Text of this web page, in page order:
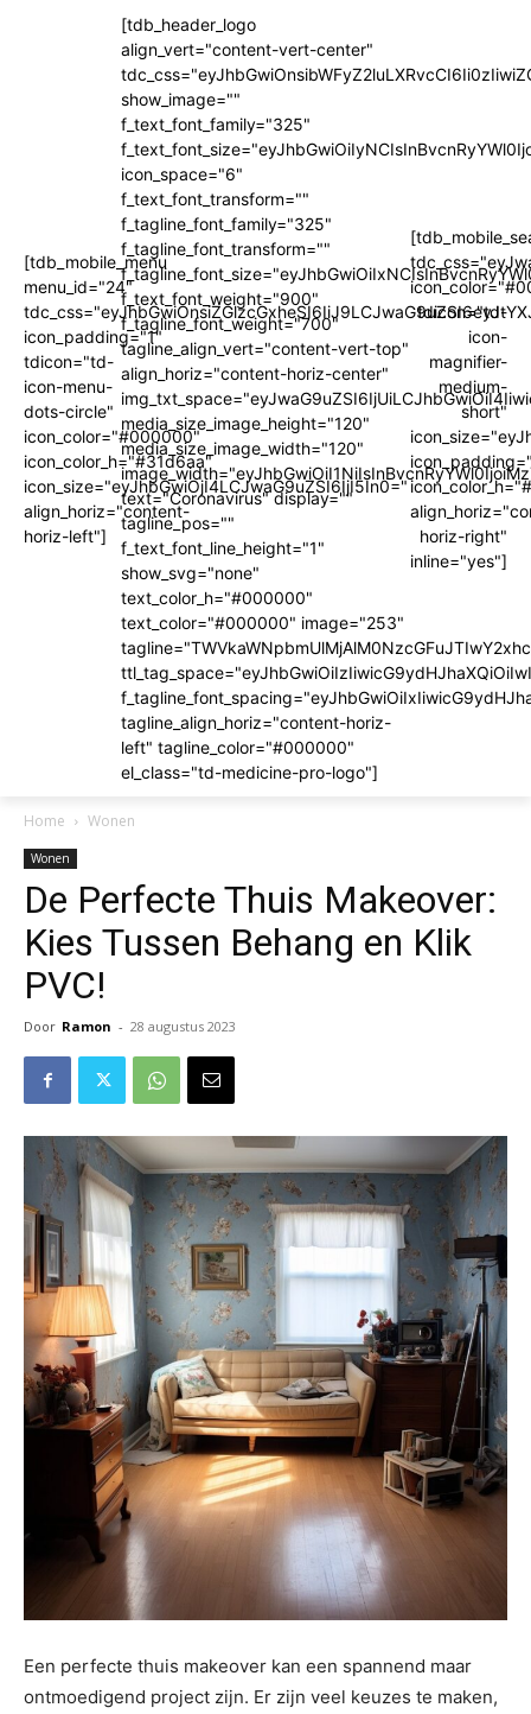
[tdb_mobile_menu
menu_id="24"
icon_padding="1"
tdicon="td-
icon-menu-
dots-circle"
icon_color="#000000"
icon_color_h="#31d6aa"
icon_size="eyJhbGwiOjI4LCJwaG9uZSI6IjI5In0="
align_horiz="content-
horiz-left"]
[tdb_header_logo
align_vert="content-vert-center"
show_image=""
f_text_font_family="325"
icon_space="6"
f_text_font_transform=""
f_tagline_font_family="325"
f_tagline_font_transform=""
f_text_font_weight="900"
f_tagline_font_weight="700"
tagline_align_vert="content-vert-top"
align_horiz="content-horiz-center"
media_size_image_height="120"
media_size_image_width="120"
text="Coronavirus" display=""
tagline_pos=""
f_text_font_line_height="1"
show_svg="none"
text_color_h="#000000"
text_color="#000000" image="253"
tagline_align_horiz="content-horiz-
left" tagline_color="#000000"
el_class="td-medicine-pro-logo"]
tdicon="td-
icon-
magnifier-
medium-
short"
horiz-right"
inline="yes"]
Home Wonen
Wonen
De Perfecte Thuis Makeover:
Kies Tussen Behang en Klik
PVC!
Door Ramon - 28 augustus 2023
Een perfecte thuis makeover kan een spannend maar
ontmoedigend project zijn. Er zijn veel keuzes te maken,